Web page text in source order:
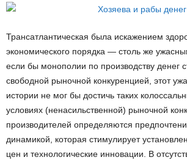
Трансатлантическая была искажением
экономического порядка — столь же
если бы монополии по производству денег
свободной рыночной конкуренцией, этот
истории не мог бы достичь таких
условиях (ненасильственной) рыночной
производителей определяются
динамикой, которая стимулирует
цен и технологические инновации. В